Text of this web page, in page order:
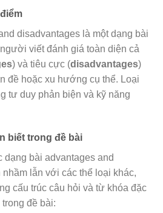
disadvantages là một dạng bài
viết đánh giá toàn diện cả
) và tiêu cực (disadvantages)
đề hoặc xu hướng cụ thể. Loại
tư duy phản biện và kỹ năng
biết trong đề bài
bài advantages and
lẫn với các thể loại khác,
cấu trúc câu hỏi và từ khóa đặc
đề bài: